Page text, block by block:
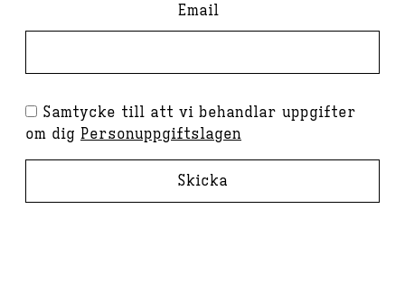
Email
Samtycke till att vi behandlar uppgifter
om dig Personuppgiftslagen
Skicka